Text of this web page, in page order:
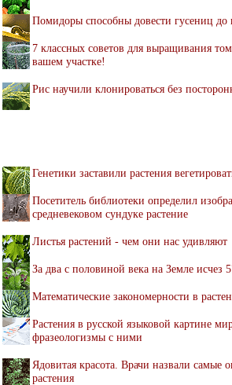
Помидоры способны довести гусениц до
7 классных советов для выращивания
вашем участке!
Рис научили клонироваться без
Генетики заставили растения
Посетитель библиотеки определил
средневековом сундуке растение
Листья растений - чем они нас удивляют
За два с половиной века на Земле исчез
Математические закономерности в
Растения в русской языковой картине
фразеологизмы с ними
Ядовитая красота. Врачи назвали самые
растения